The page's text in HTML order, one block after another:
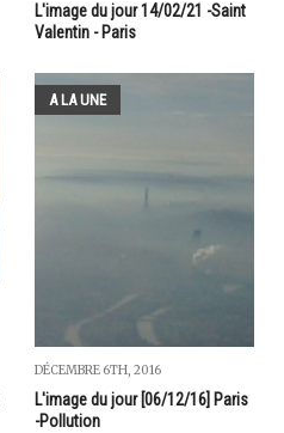
L'image du jour 14/02/21 -Saint
Valentin - Paris
A LA UNE
DÉCEMBRE 6TH, 2016
L'image du jour [06/12/16] Paris
-Pollution